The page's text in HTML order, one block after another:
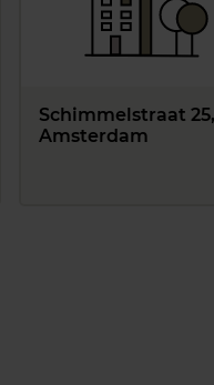
Schimmelstraat 25,
Amsterdam